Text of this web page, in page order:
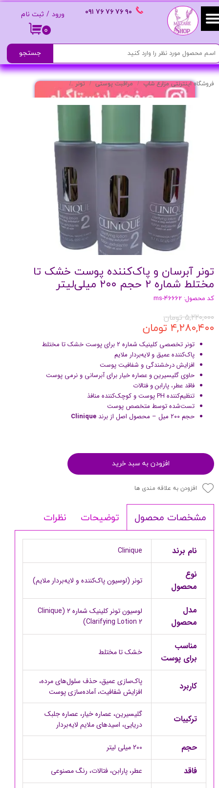
۰
ورود / ثبت نام
حساب کاربری من
تغییر گذر واژه
سفارشات
خروج از حساب کاربری
٩٠ ٧۶ ٧۶ ٧۶ ٠٩١
جستجو
فروشگاه اینترنتی مزارع شاپ مراقبت پوستی تونر تونر آبرسان و پاک‌کننده پوست
تونر آبرسان و پاک‌کننده پوست خشک تا
مختلط شماره ۲ حجم ۲۰۰ میلی‌لیتر
کد محصول: ms-46662
۵,۲۲۰,۰۰۰ تومان
۴,۲۸۰,۴۰۰ تومان
تونر تخصصی کلینیک شماره ۲ برای پوست خشک تا مختلط
پاک‌کننده عمیق و لایه‌بردار ملایم
افزایش درخشندگی و شفافیت پوست
حاوی گلیسیرین و عصاره خیار برای آبرسانی و نرمی پوست
فاقد عطر، پارابن و فتالات
تنظیم‌کننده PH پوست و کوچک‌کننده منافذ
تست‌شده توسط متخصص پوست
حجم ۲۰۰ میل – محصول اصل از برند
Clinique
افزودن به سبد خرید
افزودن به علاقه مندی ها
مشخصات محصول توضیحات نظرات
نام برند Clinique
نوع
محصول
تونر (لوسیون پاک‌کننده و لایه‌بردار ملایم)
مدل
محصول
لوسیون تونر کلینیک شماره ۲ (Clinique
Clarifying Lotion 2)
مناسب
برای پوست
خشک تا مختلط
کاربرد
پاک‌سازی عمیق، حذف سلول‌های مرده،
افزایش شفافیت، آماده‌سازی پوست
ترکیبات
گلیسیرین، عصاره خیار، عصاره جلبک
دریایی، اسیدهای ملایم لایه‌بردار
حجم 200 میلی لیتر
فاقد عطر، پارابن، فتالات، رنگ مصنوعی